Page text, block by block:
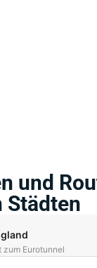
und
Städten
zum Eurotunnel